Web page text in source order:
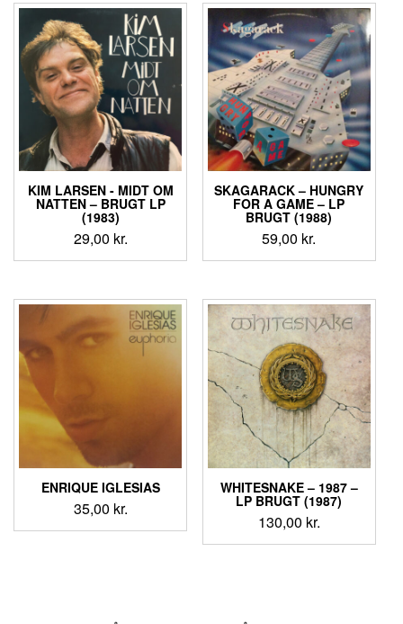
KIM LARSEN ‎- MIDT OM
NATTEN – BRUGT LP
(1983)
29,00 kr.
SKAGARACK ‎– HUNGRY
FOR A GAME – LP
BRUGT (1988)
59,00 kr.
ENRIQUE IGLESIAS
35,00 kr.
WHITESNAKE ‎– 1987 –
LP BRUGT (1987)
130,00 kr.